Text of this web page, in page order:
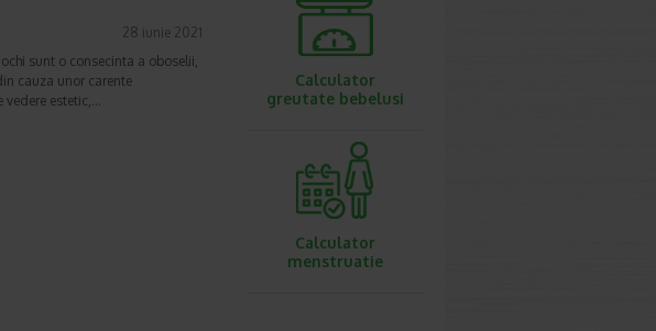
28 iunie 2021
sunt o consecinta a oboselii,
cauza unor carente
vedere estetic,…
Calculator
greutate bebelusi
Calculator
menstruatie